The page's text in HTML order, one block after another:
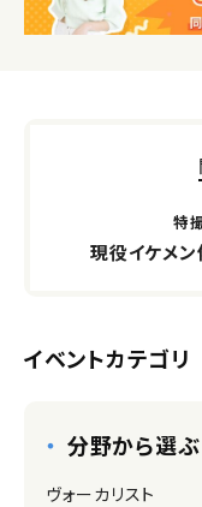
特
現役イケメ
イベントカテゴリ
分野から選ぶ
ヴォーカリスト